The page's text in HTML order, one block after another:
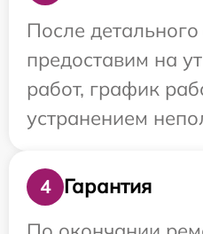
После
предоставим на
работ, график
устранением
4
Гарантия